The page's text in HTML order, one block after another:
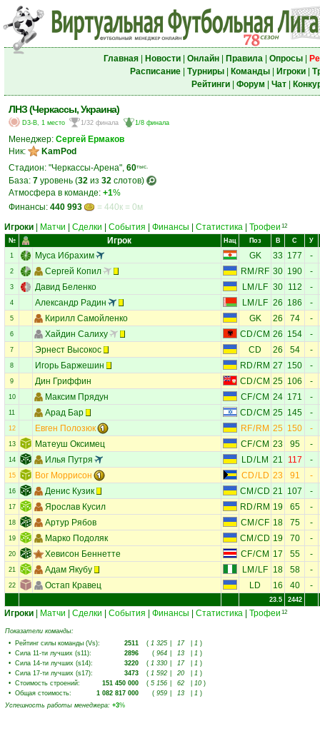
Главная| Новости| Онлайн| Правила| Опросы|
Расписание| Турниры| Команды| Игроки|
Рейтинги| Форум Чат|
ЛНЗ (Черкассы, Украина)
D3-B, 1 место 1/32 финала 1/8 финала
Менеджер: Сергей Ермаков
Ник:
KamPod
Стадион: "Черкассы-Арена", 60тыс.
База: 7 уровень (32 из 32 слотов)
Атмосфера в команде: +1%
Финансы: 440 993
= 440к = 0м
Игроки
Матчи Сделки События Финансы Статистика Трофеи 12
№ Игрок Нац Поз В С У
1 Муса Ибрахим GK 33 177 -
2 Сергей Копил RM / RF 30 190 -
3 Давид Беленко LM / LF 30 112 -
4 Александр Радин LM / LF 26 186 -
5 Кирилл Самойленко GK 26 74 -
6 Хайдин Салиху CD/CM 26 154 -
7 Эрнест Высокос CD 26 54 -
8 Игорь Баржешин RD/ RM 27 150 -
9 Дин Гриффин CD/CM 25 106 -
10 Максим Прядун CF/CM 24 171 -
11 Арад Бар CD/CM 25 145 -
12 Евген Полозюк RF/ RM 25 150 -
13 Матеуш Оксимец CF/CM 23 95 -
14 Илья Путря LD/ LM 21 117 -
15 Вог Моррисон CD/LD 23 91 -
16 Денис Кузик CM /CD 21 107 -
17 Ярослав Кусил RD/ RM 19 65 -
18 Артур Рябов CM /CF 18 75 -
19 Марко Подоляк CM /CD 19 70 -
20 Хевисон Беннетте CF/CM 17 55 -
21 Адам Якубу LM / LF 18 58 -
22 Остап Кравец LD 16 40 -
23.5 2442
Игроки Матчи Сделки События Финансы Статистика Трофеи 12
Показатели команды:
• Рейтинг силы команды (Vs): 2511 ( 1 325 17 1 )
• Сила 11-ти лучших (s11): 2896 ( 964 13 1 )
• Сила 14-ти лучших (s14): 3220 ( 1 330 17 1 )
• Сила 17-ти лучших (s17): 3473 ( 1 592 20 1 )
• Стоимость строений: 151 450 000 ( 5 156 62 10 )
• Общая стоимость: 1 082 817 000 ( 959 13 1 )
Успешность работы менеджера: +3%